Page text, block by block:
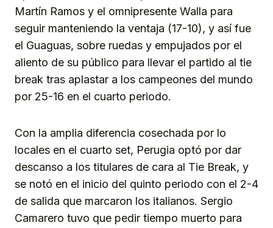
Martín Ramos y el omnipresente Walla para
seguir manteniendo la ventaja (17-10), y así fue
el Guaguas, sobre ruedas y empujados por el
aliento de su público para llevar el partido al tie
break tras aplastar a los campeones del mundo
por 25-16 en el cuarto periodo.
Con la amplia diferencia cosechada por lo
locales en el cuarto set, Perugia optó por dar
descanso a los titulares de cara al Tie Break, y
se notó en el inicio del quinto periodo con el 2-4
de salida que marcaron los italianos. Sergio
Camarero tuvo que pedir tiempo muerto para